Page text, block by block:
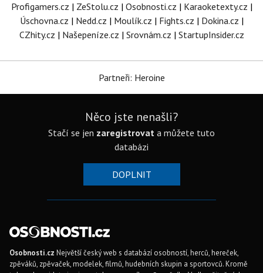
Profigamers.cz | ZeStolu.cz | Osobnosti.cz | Karaoketexty.cz |
Úschovna.cz | Nedd.cz | Moulík.cz | Fights.cz | Dokina.cz |
CZhity.cz | Našepeníze.cz | Srovnám.cz | StartupInsider.cz
Partneři: Heroine
Něco jste nenašli?
Stačí se jen zaregistrovat a můžete tuto
databázi
DOPLNIT
Osobnosti.cz Největší český web s databází osobností, herců, hereček,
zpěváků, zpěvaček, modelek, filmů, hudebních skupin a sportovců. Kromě